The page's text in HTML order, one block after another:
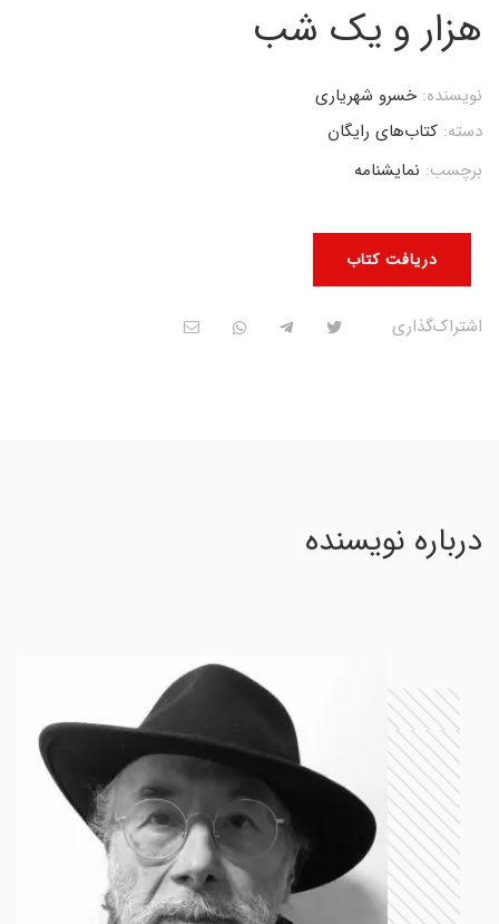
هزار و یک شب
دریافت کتاب
نویسنده: خسرو شهریاری
دسته: کتاب‌های رایگان
برچسب: نمایشنامه
اشتراک‌گذاری
درباره نویسنده